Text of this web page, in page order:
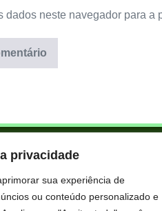
privacidade
sua experiência de
ou conteúdo personalizado e
dados neste navegador para a